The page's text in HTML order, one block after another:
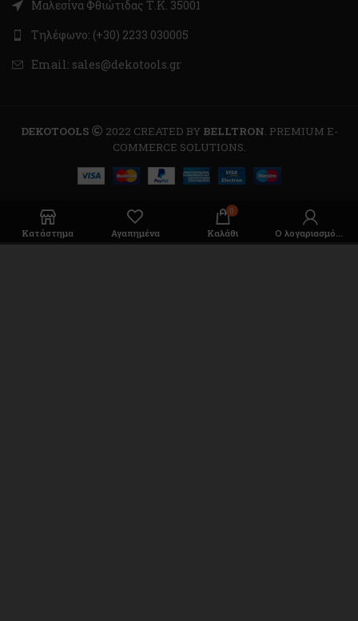
Μαλεσίνα Φθιώτιδας Τ.Κ. 35001
Τηλέφωνο: (+30) 2233 030005
Email: sales@dekotools.gr
DEKOTOOLS 2022 CREATED BY BELLTRON. PREMIUM E-
COMMERCE SOLUTIONS.
Κατάστημα Αγαπημένα
0
Καλάθι Ο λογαριασμός μου